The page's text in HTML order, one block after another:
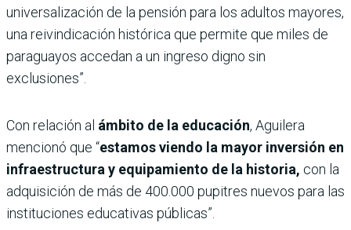
universalización de la pensión para los adultos mayores,
una reivindicación histórica que permite que miles de
paraguayos accedan a un ingreso digno sin
exclusiones”.
Con relación al ámbito de la educación, Aguilera
mencionó que “estamos viendo la mayor inversión en
infraestructura y equipamiento de la historia, con la
adquisición de más de 400.000 pupitres nuevos para las
instituciones educativas públicas”.